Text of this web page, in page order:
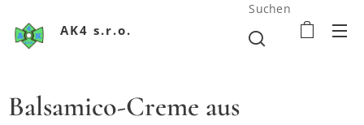
AK4 s.r.o.
Suchen
Balsamico-Creme aus